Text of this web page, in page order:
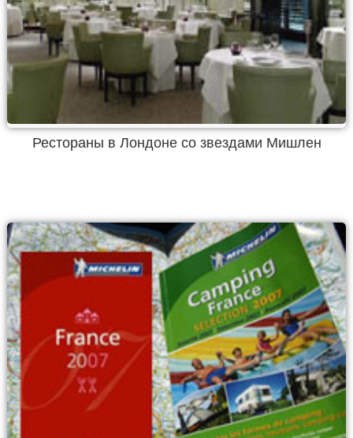
Рестораны в Лондоне со звездами Мишлен